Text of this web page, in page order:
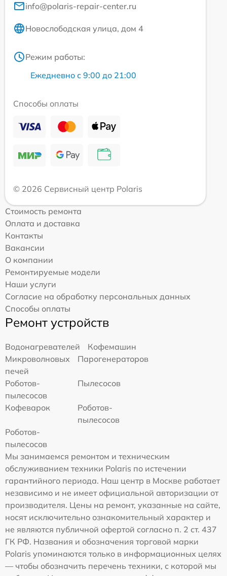
info@polaris-repair-center.ru
Новослободская улица, дом 4
Режим работы:
Ежедневно с 9:00 до 21:00
Способы оплаты
© 2026 Сервисный центр Polaris
Стоимость ремонта
Оплата и доставка
Контакты
Вакансии
О компании
Ремонтируемые модели
Наши услуги
Согласие на обработку персональных данных
Способы оплаты
Ремонт устройств
Водонагревателей
Кофемашин
Микроволновых
печей
Парогенераторов
Роботов-
пылесосов
Пылесосов
Кофеварок
Роботов-
пылесосов
Роботов-
пылесосов
Мы занимаемся ремонтом и техническим
обслуживанием техники Polaris по истечении
гарантийного периода. Наш центр в Москве работает
независимо и не имеет официальной авторизации от
производителя. Цены на ремонт, указанные на сайте,
носят исключительно ознакомительный характер и
не являются публичной офертой согласно п. 2 ст. 437
ГК РФ. Названия и обозначения торговой марки
Polaris упоминаются только в информационных целях
— чтобы обозначить перечень техники, с которой мы